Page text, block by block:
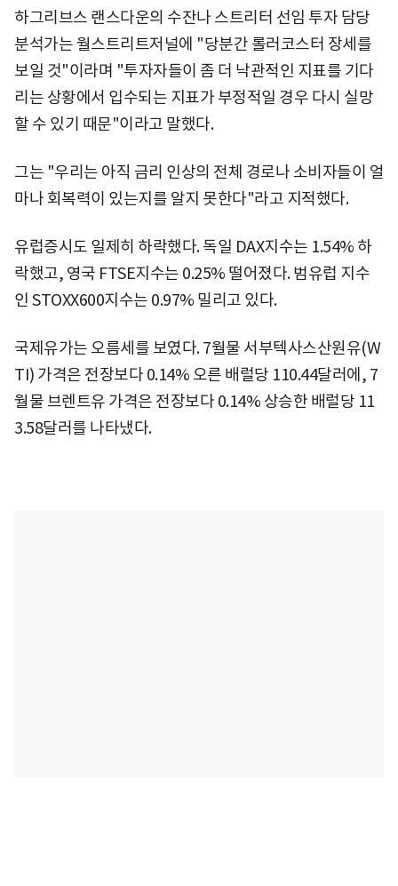
하그리브스 랜스다운의 수잔나 스트리터 선임 투자 담당
분석가는 월스트리트저널에 "당분간 롤러코스터 장세를
보일 것"이라며 "투자자들이 좀 더 낙관적인 지표를 기다
리는 상황에서 입수되는 지표가 부정적일 경우 다시 실망
할 수 있기 때문"이라고 말했다.
그는 "우리는 아직 금리 인상의 전체 경로나 소비자들이 얼
마나 회복력이 있는지를 알지 못한다"라고 지적했다.
유럽증시도 일제히 하락했다. 독일 DAX지수는 1.54% 하
락했고, 영국 FTSE지수는 0.25% 떨어졌다. 범유럽 지수
인 STOXX600지수는 0.97% 밀리고 있다.
국제유가는 오름세를 보였다. 7월물 서부텍사스산원유(W
TI) 가격은 전장보다 0.14% 오른 배럴당 110.44달러에, 7
월물 브렌트유 가격은 전장보다 0.14% 상승한 배럴당 11
3.58달러를 나타냈다.